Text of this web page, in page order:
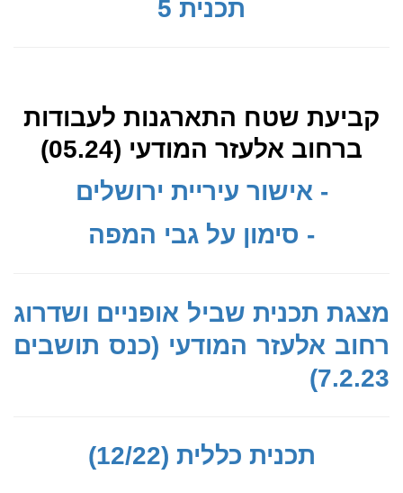
תכנית 5
קביעת שטח התארגנות לעבודות
ברחוב אלעזר המודעי (05.24)
- אישור עיריית ירושלים
- סימון על גבי המפה
מצגת תכנית שביל אופניים ושדרוג
רחוב אלעזר המודעי (כנס תושבים
7.2.23)
תכנית כללית (12/22)